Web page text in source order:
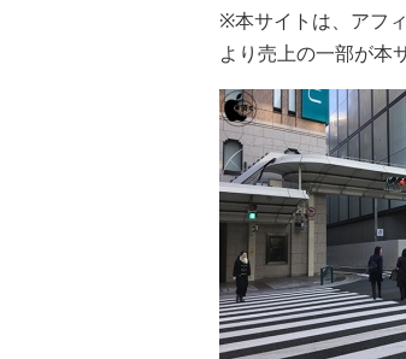
※本サイトは、アフ
より売上の一部が本